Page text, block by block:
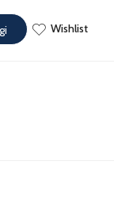
Wishlist